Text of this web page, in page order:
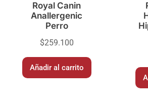
Royal Canin
Anallergenic
Perro
$259.100
Añadir al carrito